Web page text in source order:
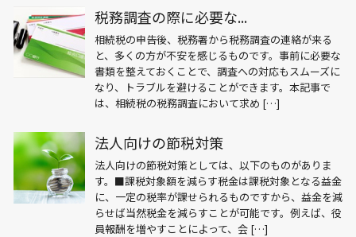
税務調査の際に必要な...
相続税の申告後、税務署から税務調査の連絡が来る
と、多くの方が不安を感じるものです。事前に必要な
書類を整えておくことで、調査への対応もスムーズに
なり、トラブルを避けることができます。本記事で
は、相続税の税務調査において求め […]
法人向けの節税対策
法人向けの節税対策としては、以下のものがありま
す。■課税対象額を減らす税金は課税対象となる益金
に、一定の税率が課せられるものですから、益金を減
らせば当然税金を減らすことが可能です。例えば、役
員報酬を増やすことによって、会 […]